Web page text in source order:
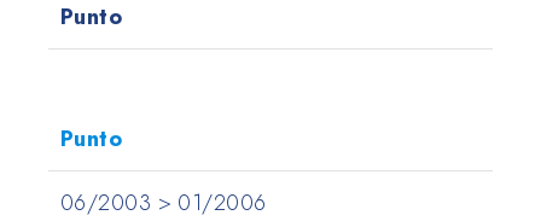
Punto
Punto
06/2003 > 01/2006